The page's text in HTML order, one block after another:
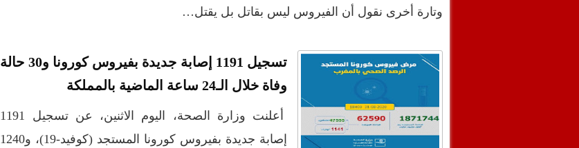
وتارة أخرى نقول أن الفيروس ليس بقاتل بل يقتل…
تسجيل 1191 إصابة جديدة بفيروس كورونا و30 حالة
وفاة خلال الـ24 ساعة الماضية بالمملكة
أعلنت وزارة الصحة، اليوم الاثنين، عن تسجيل 1191
إصابة جديدة بفيروس كورونا المستجد (كوفيد-19)، و1240